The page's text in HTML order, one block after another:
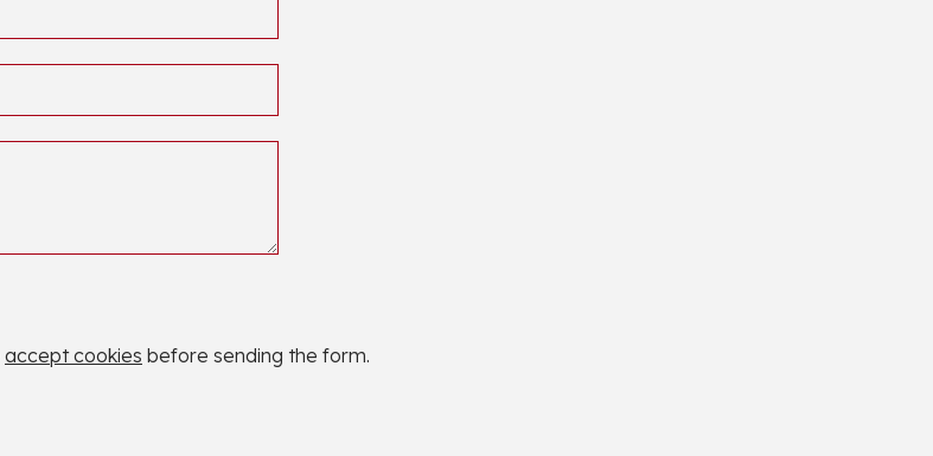
accept cookies before sending the form.